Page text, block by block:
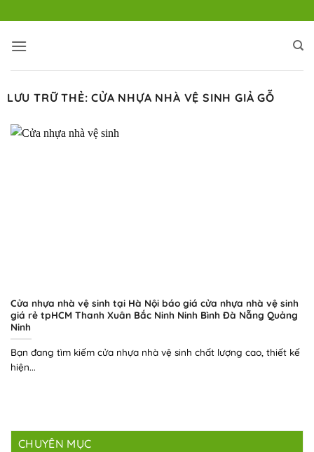
qua
nội
LƯU TRỮ THẺ:CỬA NHỰA NHÀ VỆ SINH GIẢ GỖ
Cửa nhựa nhà vệ sinh tại Hà Nội báo giá cửa nhựa nhà vệ sinh
giá rẻ tpHCM Thanh Xuân Bắc Ninh Ninh Bình Đà Nẵng Quảng
Ninh
Bạn đang tìm kiếm cửa nhựa nhà vệ sinh chất lượng cao, thiết kế
hiện...
CHUYÊN MỤC